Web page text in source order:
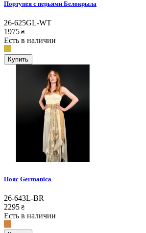
Портупея с перьями Белокрыла
26-625GL-WT
1975 ₴
Есть в наличии
Купить
Пояс Germanica
26-643L-BR
2295 ₴
Есть в наличии